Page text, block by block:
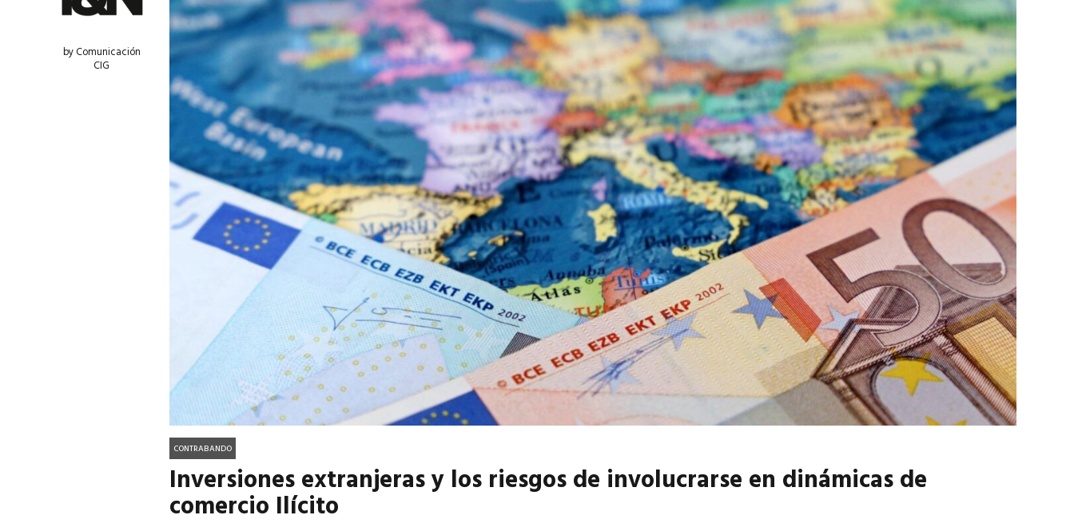
by Comunicación
CIG
CONTRABANDO
Inversiones extranjeras y los riesgos de involucrarse en dinámicas de
comercio Ilícito